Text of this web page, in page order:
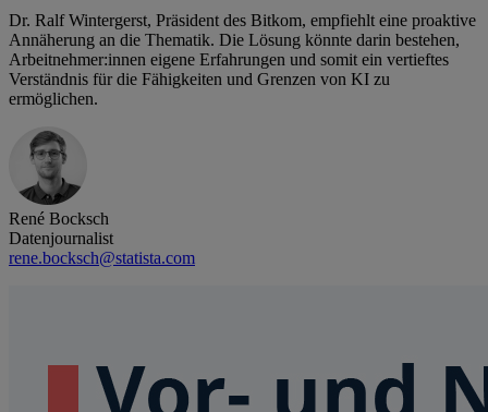
Dr. Ralf Wintergerst, Präsident des Bitkom, empfiehlt eine proaktive
Annäherung an die Thematik. Die Lösung könnte darin bestehen,
Arbeitnehmer:innen eigene Erfahrungen und somit ein vertieftes
Verständnis für die Fähigkeiten und Grenzen von KI zu
ermöglichen.
René Bocksch
Datenjournalist
rene.bocksch@statista.com